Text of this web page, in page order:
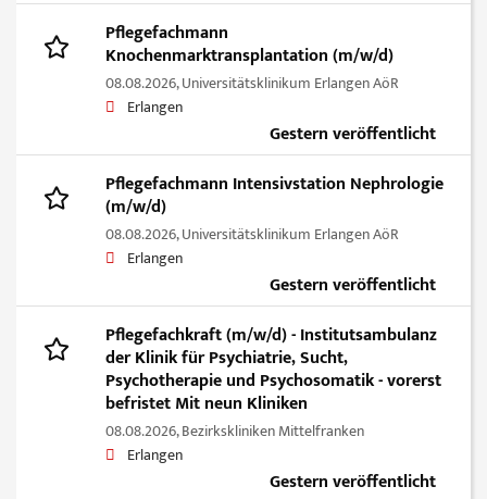
Pflegefachmann
Knochenmarktransplantation (m/w/d)
08.08.2026,Universitätsklinikum Erlangen AöR
Erlangen
Gestern veröffentlicht
Pflegefachmann Intensivstation Nephrologie
(m/w/d)
08.08.2026,Universitätsklinikum Erlangen AöR
Erlangen
Gestern veröffentlicht
Pflegefachkraft (m/w/d) - Institutsambulanz
der Klinik für Psychiatrie, Sucht,
Psychotherapie und Psychosomatik - vorerst
befristet Mit neun Kliniken
08.08.2026,Bezirkskliniken Mittelfranken
Erlangen
Gestern veröffentlicht